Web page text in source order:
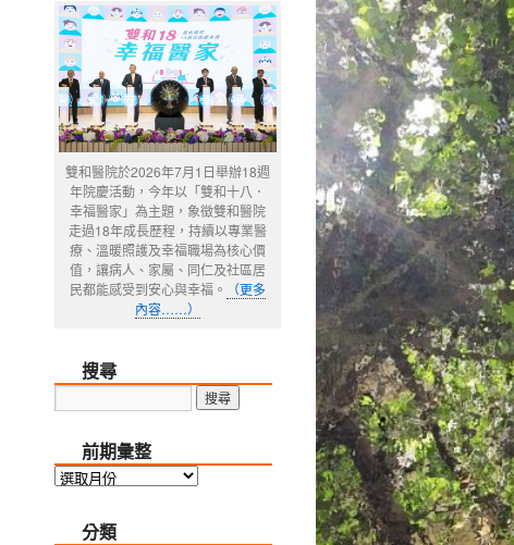
雙和醫院於2026年7月1日舉辦18週
年院慶活動，今年以「雙和十八．
幸福醫家」為主題，象徵雙和醫院
走過18年成長歷程，持續以專業醫
療、溫暖照護及幸福職場為核心價
值，讓病人、家屬、同仁及社區居
民都能感受到安心與幸福。
（更多
內容……）
搜尋
前期彙整
前
分類